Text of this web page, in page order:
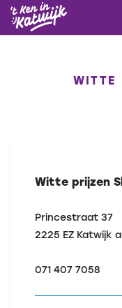
WITTE
Witte prijzen
Princestraat 37
2225 EZ Katwijk
071 407 7058